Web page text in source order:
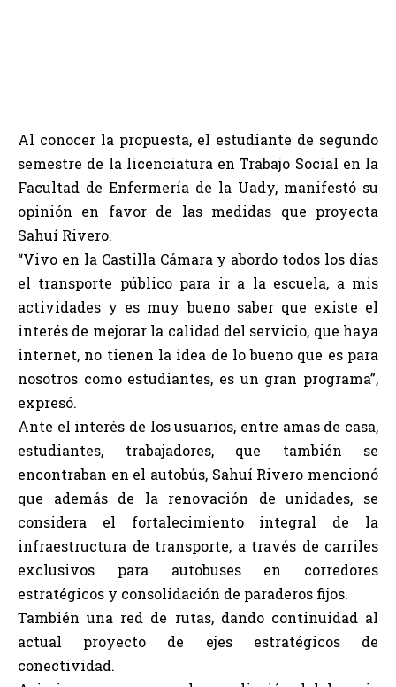
Al conocer la propuesta, el estudiante de segundo
semestre de la licenciatura en Trabajo Social en la
Facultad de Enfermería de la Uady, manifestó su
opinión en favor de las medidas que proyecta
Sahuí Rivero.
“Vivo en la Castilla Cámara y abordo todos los días
el transporte público para ir a la escuela, a mis
actividades y es muy bueno saber que existe el
interés de mejorar la calidad del servicio, que haya
internet, no tienen la idea de lo bueno que es para
nosotros como estudiantes, es un gran programa”,
expresó.
Ante el interés de los usuarios, entre amas de casa,
estudiantes, trabajadores, que también se
encontraban en el autobús, Sahuí Rivero mencionó
que además de la renovación de unidades, se
considera el fortalecimiento integral de la
infraestructura de transporte, a través de carriles
exclusivos para autobuses en corredores
estratégicos y consolidación de paraderos fijos.
También una red de rutas, dando continuidad al
actual proyecto de ejes estratégicos de
conectividad.